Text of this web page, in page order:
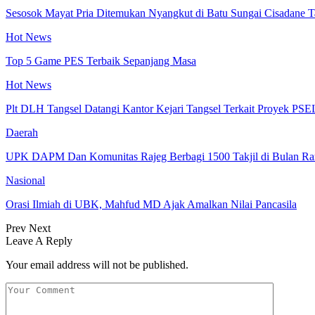
Sesosok Mayat Pria Ditemukan Nyangkut di Batu Sungai Cisadane
Hot News
Top 5 Game PES Terbaik Sepanjang Masa
Hot News
Plt DLH Tangsel Datangi Kantor Kejari Tangsel Terkait Proyek
Daerah
UPK DAPM Dan Komunitas Rajeg Berbagi 1500 Takjil di Bulan
Nasional
Orasi Ilmiah di UBK, Mahfud MD Ajak Amalkan Nilai Pancasila
Prev Next
Leave A Reply
Your email address will not be published.